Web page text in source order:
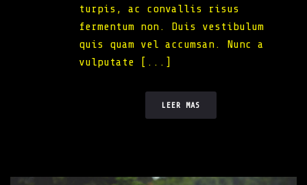
turpis, ac convallis risus
fermentum non. Duis vestibulum
quis quam vel accumsan. Nunc a
vulputate [...]
LEER MAS